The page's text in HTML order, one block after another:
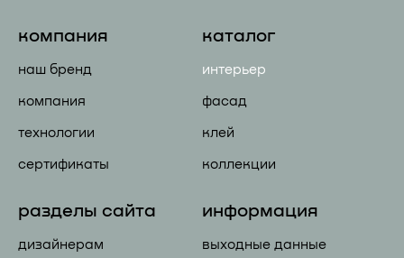
компания
наш бренд
компания
технологии
сертификаты
каталог
интерьер
фасад
клей
коллекции
разделы сайта
дизайнерам
информация
выходные данные